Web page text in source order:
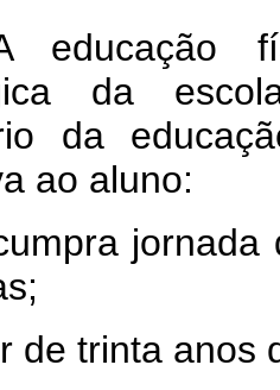
da
da
ao aluno:
jornada
de trinta anos